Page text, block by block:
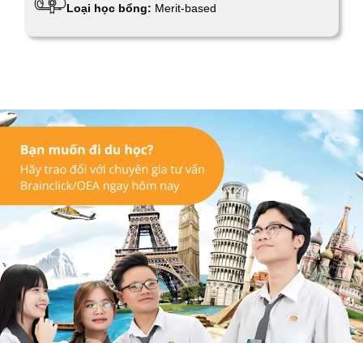
Loại học bổng: Merit-based